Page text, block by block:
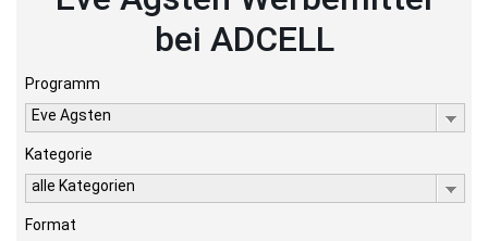
bei ADCELL
Programm
Eve Agsten
Kategorie
alle Kategorien
Format